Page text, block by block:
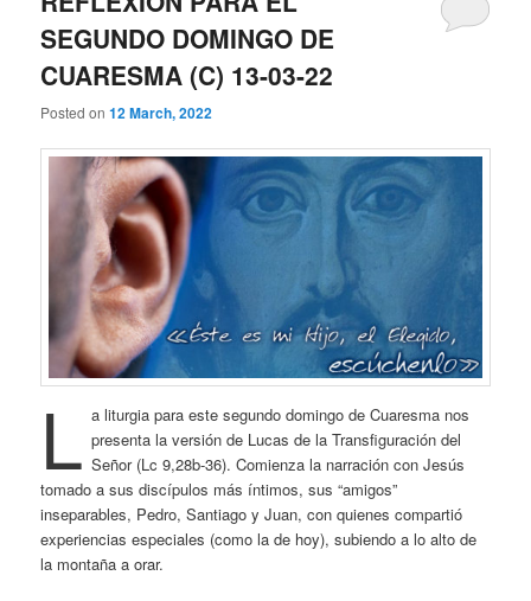
SEGUNDO DOMINGO DE
CUARESMA (C) 13-03-22
Posted on12 March, 2022
L a liturgia para este segundo domingo de Cuaresma nos
presenta la versión de Lucas de la Transfiguración del
Señor (Lc 9,28b-36). Comienza la narración con Jesús
tomado a sus discípulos más íntimos, sus “amigos”
inseparables, Pedro, Santiago y Juan, con quienes compartió
experiencias especiales (como la de hoy), subiendo a lo alto de
la montaña a orar.